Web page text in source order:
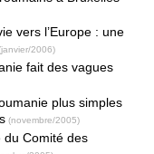
vers l’Europe : une
2006)
fait des vagues
plus simples
(novembre/2005)
du Comité des